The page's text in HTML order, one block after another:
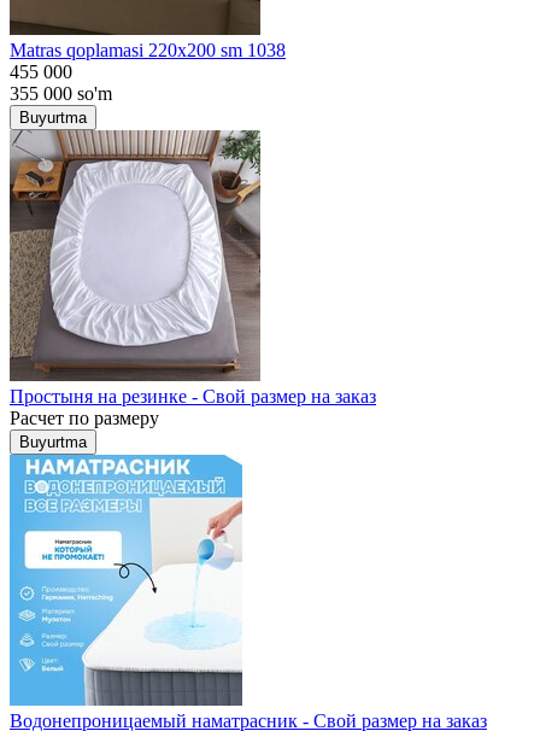
Matras qoplamasi 220x200 sm 1038
455 000
355 000 so'm
Buyurtma
Простыня на резинке - Свой размер на заказ
Расчет по размеру
Buyurtma
Водонепроницаемый наматрасник - Свой размер на заказ